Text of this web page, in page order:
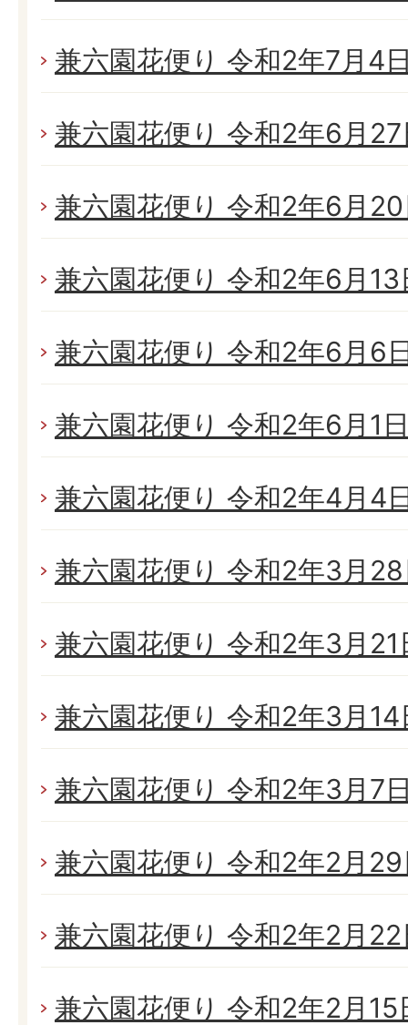
兼六園花便り 令和2年7月4
兼六園花便り 令和2年6月
兼六園花便り 令和2年6月
兼六園花便り 令和2年6月
兼六園花便り 令和2年6月6
兼六園花便り 令和2年6月1
兼六園花便り 令和2年4月4
兼六園花便り 令和2年3月
兼六園花便り 令和2年3月
兼六園花便り 令和2年3月
兼六園花便り 令和2年3月7
兼六園花便り 令和2年2月
兼六園花便り 令和2年2月
兼六園花便り 令和2年2月